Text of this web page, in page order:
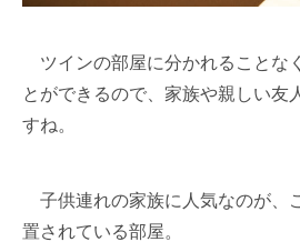
ツインの部屋に分かれることな
とができるので、家族や親しい友
すね。
子供連れの家族に人気なのが、
置されている部屋。